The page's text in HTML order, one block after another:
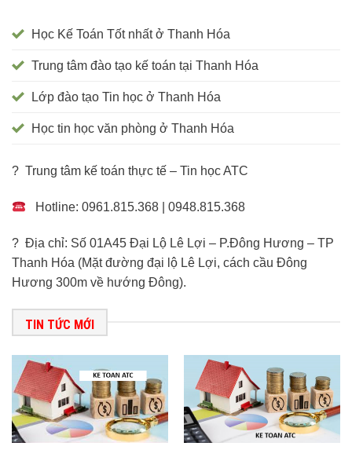
Học Kế Toán Tốt nhất ở Thanh Hóa
Trung tâm đào tạo kế toán tại Thanh Hóa
Lớp đào tạo Tin học ở Thanh Hóa
Học tin học văn phòng ở Thanh Hóa
? Trung tâm kế toán thực tế – Tin học ATC
Hotline: 0961.815.368 | 0948.815.368
? Địa chỉ: Số 01A45 Đại Lộ Lê Lợi – P.Đông Hương – TP
Thanh Hóa (Mặt đường đại lộ Lê Lợi, cách cầu Đông
Hương 300m về hướng Đông).
TIN TỨC MỚI